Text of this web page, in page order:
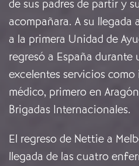
de sus padres de partir y
acompañara. A su llegada
a la primera Unidad de
regresó a España
excelentes servicios
médico, primero en
Brigadas Internacionales.
El regreso de Nettie a
llegada de las cuatro